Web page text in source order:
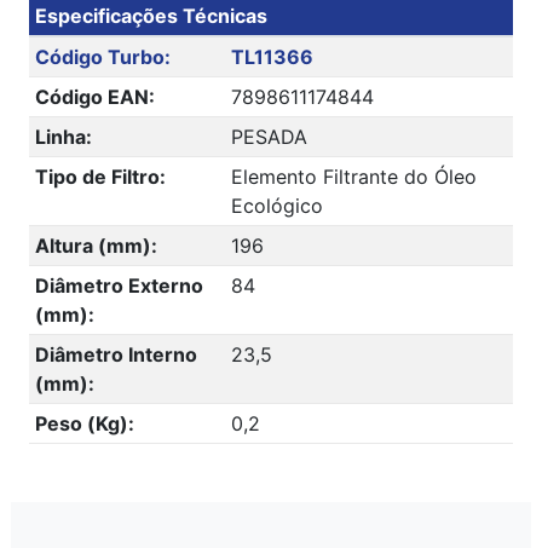
Especificações Técnicas
Código Turbo:
TL11366
Código EAN:
7898611174844
Linha:
PESADA
Tipo de Filtro:
Elemento Filtrante do Óleo
Ecológico
Altura (mm):
196
Diâmetro Externo
(mm):
84
Diâmetro Interno
(mm):
23,5
Peso (Kg): 0,2